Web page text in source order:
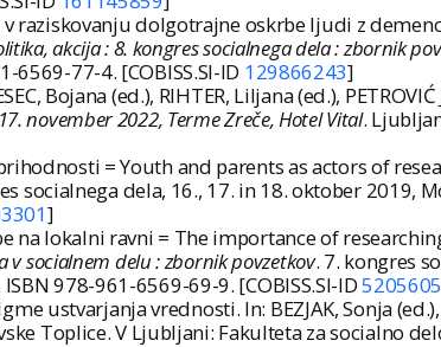
v raziskovanju dolgotrajne oskrbe ljudi z
akcija : 8. kongres socialnega dela : zbornik
6569-77-4. [COBISS.SI-ID 129866243]
Bojana (ed.), RIHTER, Liljana (ed.), PETROVIĆ
november 2022, Terme Zreče, Hotel Vital.
= Youth and parents as actors of
socialnega dela, 16., 17. in 18. oktober 2019,
]
na lokalni ravni = The importance of
v socialnem delu : zbornik povzetkov. 7. kongres
978-961-6569-69-9. [COBISS.SI-ID
ustvarjanja vrednosti. In: BEZJAK, Sonja
Toplice. V Ljubljani: Fakulteta za socialno